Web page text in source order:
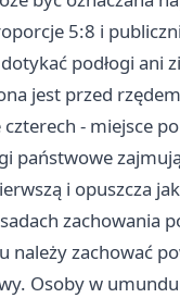
5:8 i
podłogi ani
jest przed
- miejsce
państwowe
i opuszcza
zachowania
zachować
Osoby w